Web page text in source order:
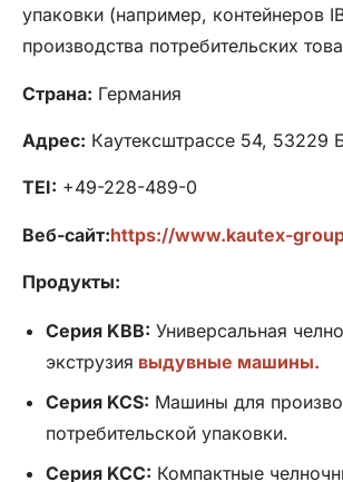
упаковки (например, контейнеров
производства потребительских
Страна: Германия
Адрес: Каутексштрассе 54, 53229
TEI: +49-228-489-0
Веб-сайт:https://www.kautex-
Продукты:
Серия KBB: Универсальная
экструзия выдувные машины.
Серия KCS: Машины для
потребительской упаковки.
Серия KCC: Компактные